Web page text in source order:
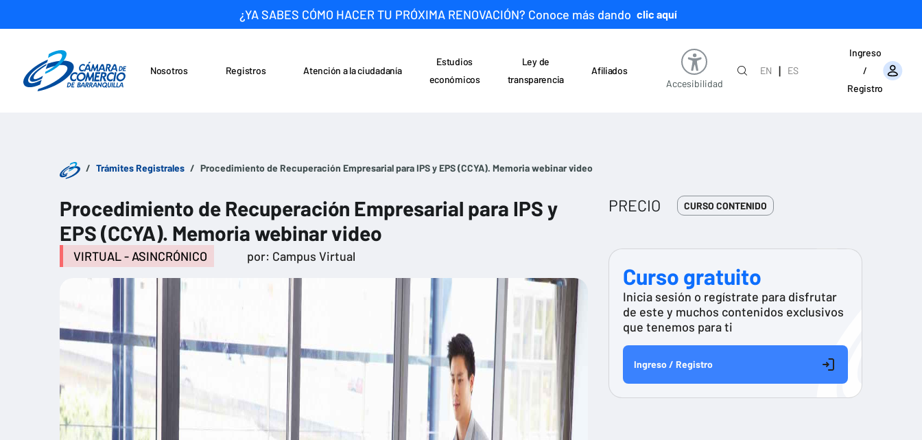
¿YA SABES CÓMO HACER TU PRÓXIMA RENOVACIÓN? Conoce más dando clic aquí
Nosotros Registros
Atención a la ciudadanía
Estudios
económicos
Ley de
transparencia
Afiliados
Accesibilidad
EN |
ES
Ingreso
/
Registro
Trámites Registrales Procedimiento de Recuperación Empresarial para IPS y EPS (CCYA). Memoria webinar video
Procedimiento de Recuperación Empresarial para IPS y
EPS (CCYA). Memoria webinar video
VIRTUAL - ASINCRÓNICO por: Campus Virtual
PRECIO CURSO CONTENIDO
Curso gratuito
Inicia sesión o regístrate para disfrutar
de este y muchos contenidos exclusivos
que tenemos para ti
Ingreso / Registro